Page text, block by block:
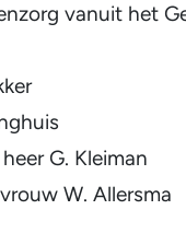
vanuit het
G. Kleiman
W. Allersma